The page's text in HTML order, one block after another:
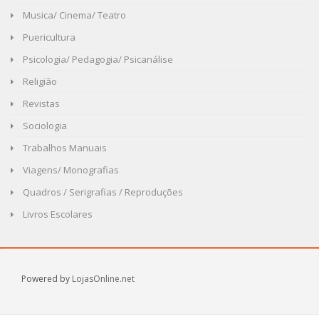
Musica/ Cinema/ Teatro
Puericultura
Psicologia/ Pedagogia/ Psicanálise
Religião
Revistas
Sociologia
Trabalhos Manuais
Viagens/ Monografias
Quadros / Serigrafias / Reproduções
Livros Escolares
Powered by LojasOnline.net